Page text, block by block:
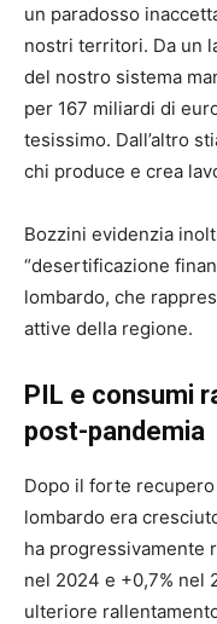
un paradosso
nostri territori. Da un
del nostro sistema
per 167 miliardi di
tesissimo. Dall’altro
chi produce e crea
Bozzini evidenzia
“desertificazione
lombardo, che
attive della regione.
PIL e consumi
post-pandemia
Dopo il forte
lombardo era
ha progressivamente
nel 2024 e +0,7% nel
ulteriore